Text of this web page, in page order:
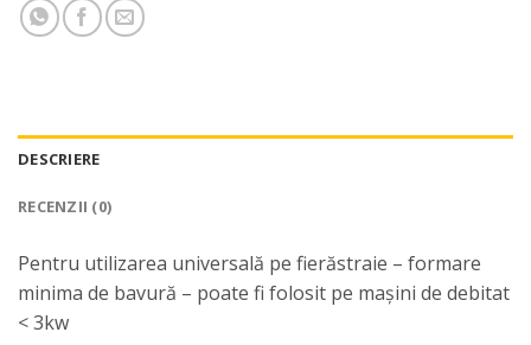
DESCRIERE
RECENZII (0)
Pentru utilizarea universală pe fierăstraie – formare
minima de bavură – poate fi folosit pe mașini de debitat
< 3kw